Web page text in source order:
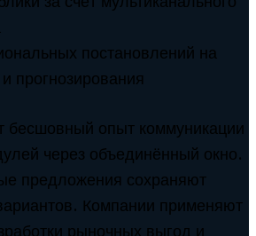
постановлений на
прогнозирования
бесшовный опыт коммуникации
через объединённый окно.
предложения сохраняют
Компании применяют
рыночных выгод и